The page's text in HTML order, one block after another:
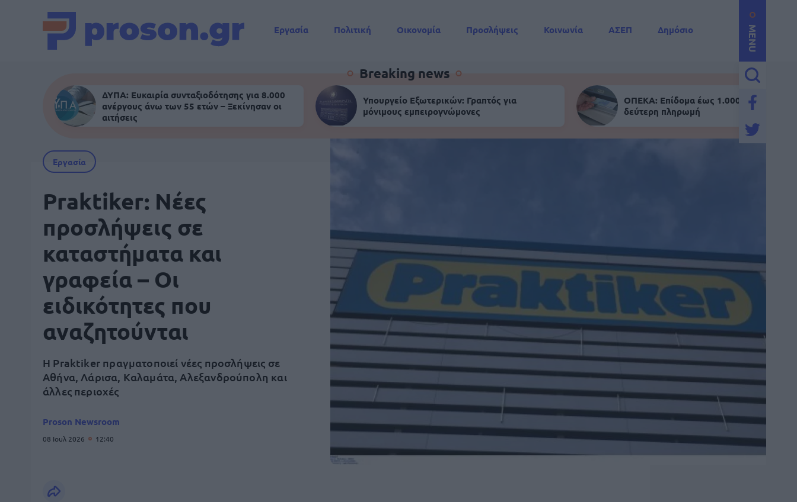
MENU
Εργασία Πολιτική Οικονομία Προσλήψεις Κοινωνία ΑΣΕΠ
Δημόσιο
Breaking news
ΔΥΠΑ: Ευκαιρία συνταξιοδότησης για 8.000
ανέργους άνω των 55 ετών – Ξεκίνησαν οι
αιτήσεις
Υπουργείο Εξωτερικών: Γραπτός για
μόνιμους εμπειρογνώμονες
ΟΠΕΚΑ: Επίδομα έως 1.000 ευρώ -
δεύτερη πληρωμή
Εργασία
Praktiker: Νέες
προσλήψεις σε
καταστήματα και
γραφεία – Οι
ειδικότητες που
αναζητούνται
Η Praktiker πραγματοποιεί νέες προσλήψεις σε
Αθήνα, Λάρισα, Καλαμάτα, Αλεξανδρούπολη και
άλλες περιοχές
Proson Newsroom
08 Ιουλ 2026 12:40